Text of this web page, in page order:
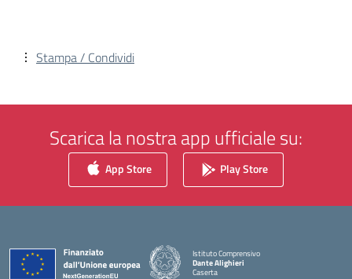
Stampa / Condividi
Scarica la nostra app ufficiale su:
App Store Play Store
Istituto Comprensivo
Dante Alighieri
Caserta